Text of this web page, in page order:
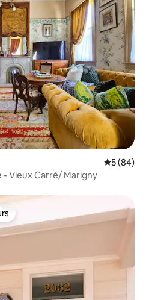
5 (84)
- Vieux Carré/ Marigny
les plus appréciés